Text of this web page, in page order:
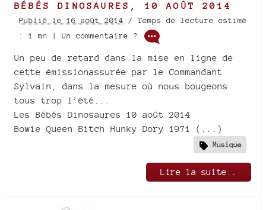
BÉBÉS DINOSAURES, 10 AOÛT 2014
Publié le 16 août 2014 / Temps de lecture estimé
: 1 mn | Un commentaire ?
Un peu de retard dans la mise en ligne de
cette émissionassurée par le Commandant
Sylvain, dans la mesure où nous bougeons
tous trop l’été...
Les Bébés Dinosaures 10 août 2014
Bowie Queen Bitch Hunky Dory 1971 (...)
Musique
Lire la suite..